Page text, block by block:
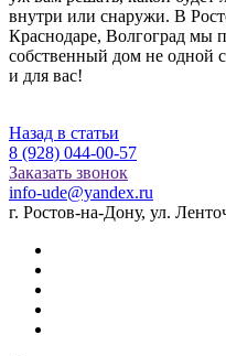
внутри или снаружи. В
Краснодаре, Волгоград мы
собственный дом не одной
и для вас!
Назад в статьи
8 (928) 044-00-57
Заказать звонок
info-ude@yandex.ru
г. Ростов-на-Дону, ул.